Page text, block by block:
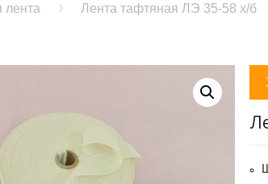
лента Лента тафтяная ЛЭ 35-58 х/б